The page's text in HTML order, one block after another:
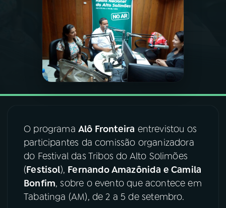
PODCASTS
VIDEOCASTS
FESTIVAL DE MÚSICA
ACOMPANHE A RÁDIO NACIONAL
YouTube
O programa Alô Fronteira entrevistou os
participantes da comissão organizadora
do Festival das Tribos do Alto Solimões
(Festisol), Fernando Amazônida e Camila
Bonfim, sobre o evento que acontece em
Tabatinga (AM), de 2 a 5 de setembro.